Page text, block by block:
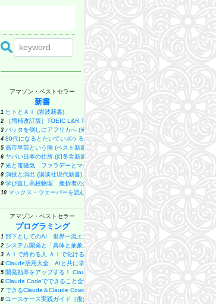
アマゾン・ベストセラー
新書
1 ヒトとＡＩ (岩波新書)
2 ［増補改訂版］TOEIC L&R TEST 出る単特急 金のフレーズ (TOEIC TEST 特
3 バッタを倒しにアフリカへ (光文社新書)
4 80代になるとたいていボケるか死ぬ。70代は神様から与えられた特別な時間 (
5 高市早苗という病 (ベスト新書 624)
6 ヤバい日本の住所 (幻冬舎新書)
7 光と電磁気 ファラデーとマクスウェルが考えたこと 電場とは何か？ 磁場
8 演技と演出 (講談社現代新書)
9 学び直し高校物理 挫折者のための超入門 (講談社現代新書)
10 マックス・ウェーバーを読む (講談社現代新書)
12 うまくいっている人の考え方 完全版 (ディスカヴァー携書)
ミッドウェイ海戦 (文春新書 1375)
新体系 高校数学の教科書 上 (ブルーバックス)
15 継体天皇-六世紀に現れた世襲王権の「始祖王」 (中公新書 2910)
16 学問の発見 数学者が語る「考えること・学ぶこと」 (ブルーバックス)
17 新体系 高校数学の教科書 下 (ブルーバックス)
18 読書する脳 (SB新書)
19 ヒトと音楽の進化論 (新潮新書 1126)
20 戦争を甘く見る空気 1930年代と似た道を進む現代日本 (朝日新書)
21 人文知は武器になる (文春新書 1529)
22 コンテキスト・リーダーシップ 「最高の上司」と「最悪の上司」は文脈で
アマゾン・ベストセラー
プログラミング
1 部下としてのAI 世界一流エンジニアの進化術
2 システム開発と「具体と抽象」〜問題発見と問題解決を往復する「思考のメタ
3 ＡＩで終わる人 ＡＩで化ける人 「ＡＩが当たり前」の時代を生き抜く２０の
4 Claude活用大全 AIと共に学び働き遊ぶ実践ガイド
5 開発効率をアップする！ Claude Code 実用入門
6 Claude Codeでできること全部やってみた: 初心者でも簡単！AI副業・アプ
7 できるClaude＆Claude Cowork (できるシリーズ)
8 ユースケース実践ガイド［復刻版］ 効果的なユースケースの書き方